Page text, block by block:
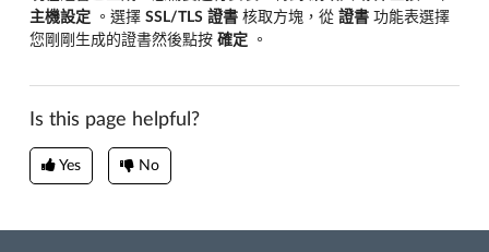
主機設定 。選擇 SSL/TLS 證書 核取方塊，從 證書 功能表選擇
您剛剛生成的證書然後點按 確定 。
Is this page helpful?
Yes No